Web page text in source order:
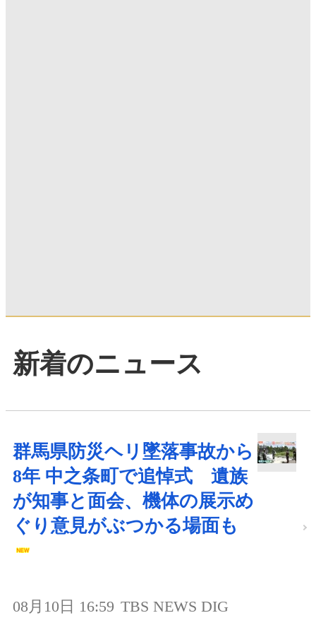
新着のニュース
群馬県防災ヘリ墜落事故から
8年 中之条町で追悼式 遺族
が知事と面会、機体の展示め
ぐり意見がぶつかる場面も
08月10日 16:59 TBS NEWS DIG